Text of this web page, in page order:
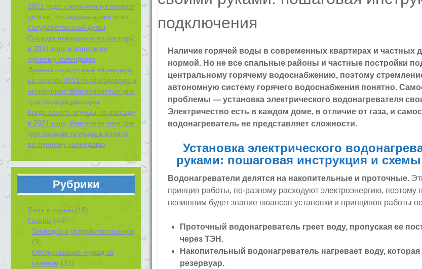
2021 году: с кого начнут возврат
долгов, последние новости из
Государственной Думы
Посадка помидоров на рассаду
в 2021 году в апреле по
лунному календарю
Лунный посадочный календарь
на апрель 2021 года садовода и
огородника: благоприятные дни
для посадки рассады
Когда сажать огурцы на рассаду
в 2021 году: благоприятные дни
для посадки огурцов в апреле
по лунному календарю
Рубрики
Бани и сауны (15)
Газоны (48)
Закладка и устройство газонов
(9)
Обслуживание и уход за
газоном (31)
Наличие горячей воды в современных квартирах и частных
нормой. Но не все спальные районы и частные постройки
центральному горячему водоснабжению, поэтому
автономную систему горячего водоснабжения понятно.
проблемы — установка электрического водонагревателя
Электричество есть в каждом доме, в отличие от газа, и
водонагреватель не представляет сложности.
Установка электрического
руками: пошаговая инструкция и
Водонагреватели делятся на накопительные и проточные.
принцип работы, по-разному расходуют электроэнергию,
нелишним будет знание нюансов установки и принципов работы
Проточный водонагреватель греет воду, пропуская ее
через ТЭН.
Накопительный водонагреватель нагревает воду,
резервуар.